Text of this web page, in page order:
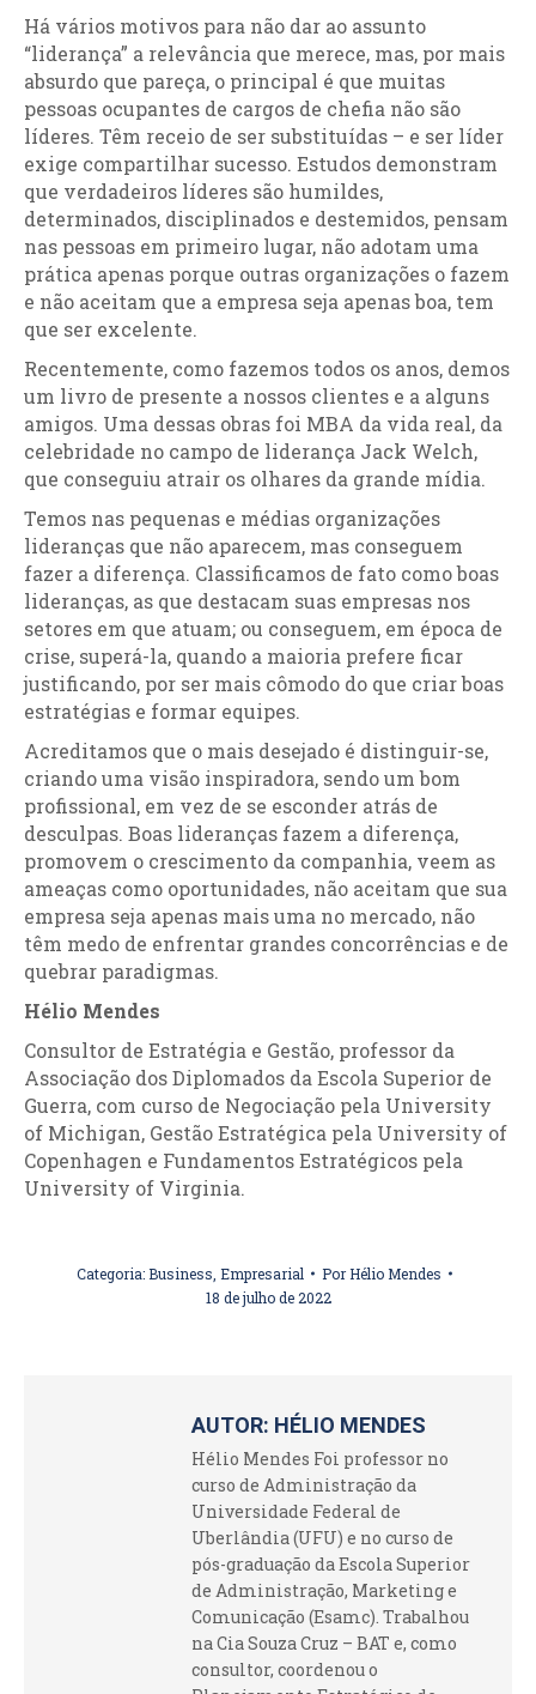
Há vários motivos para não dar ao assunto
“liderança” a relevância que merece, mas, por mais
absurdo que pareça, o principal é que muitas
pessoas ocupantes de cargos de chefia não são
líderes. Têm receio de ser substituídas – e ser líder
exige compartilhar sucesso. Estudos demonstram
que verdadeiros líderes são humildes,
determinados, disciplinados e destemidos, pensam
nas pessoas em primeiro lugar, não adotam uma
prática apenas porque outras organizações o fazem
e não aceitam que a empresa seja apenas boa, tem
que ser excelente.
Recentemente, como fazemos todos os anos, demos
um livro de presente a nossos clientes e a alguns
amigos. Uma dessas obras foi MBA da vida real, da
celebridade no campo de liderança Jack Welch,
que conseguiu atrair os olhares da grande mídia.
Temos nas pequenas e médias organizações
lideranças que não aparecem, mas conseguem
fazer a diferença. Classificamos de fato como boas
lideranças, as que destacam suas empresas nos
setores em que atuam; ou conseguem, em época de
crise, superá-la, quando a maioria prefere ficar
justificando, por ser mais cômodo do que criar boas
estratégias e formar equipes.
Acreditamos que o mais desejado é distinguir-se,
criando uma visão inspiradora, sendo um bom
profissional, em vez de se esconder atrás de
desculpas. Boas lideranças fazem a diferença,
promovem o crescimento da companhia, veem as
ameaças como oportunidades, não aceitam que sua
empresa seja apenas mais uma no mercado, não
têm medo de enfrentar grandes concorrências e de
quebrar paradigmas.
Hélio Mendes
Consultor de Estratégia e Gestão, professor da
Associação dos Diplomados da Escola Superior de
Guerra, com curso de Negociação pela University
of Michigan, Gestão Estratégica pela University of
Copenhagen e Fundamentos Estratégicos pela
University of Virginia.
Categoria:Business Empresarial PorHélio Mendes
18 de julho de 2022
AUTOR: HÉLIO MENDES
Hélio Mendes Foi professor no
curso de Administração da
Universidade Federal de
Uberlândia (UFU) e no curso de
pós-graduação da Escola Superior
de Administração, Marketing e
Comunicação (Esamc). Trabalhou
na Cia Souza Cruz – BAT e, como
consultor, coordenou o